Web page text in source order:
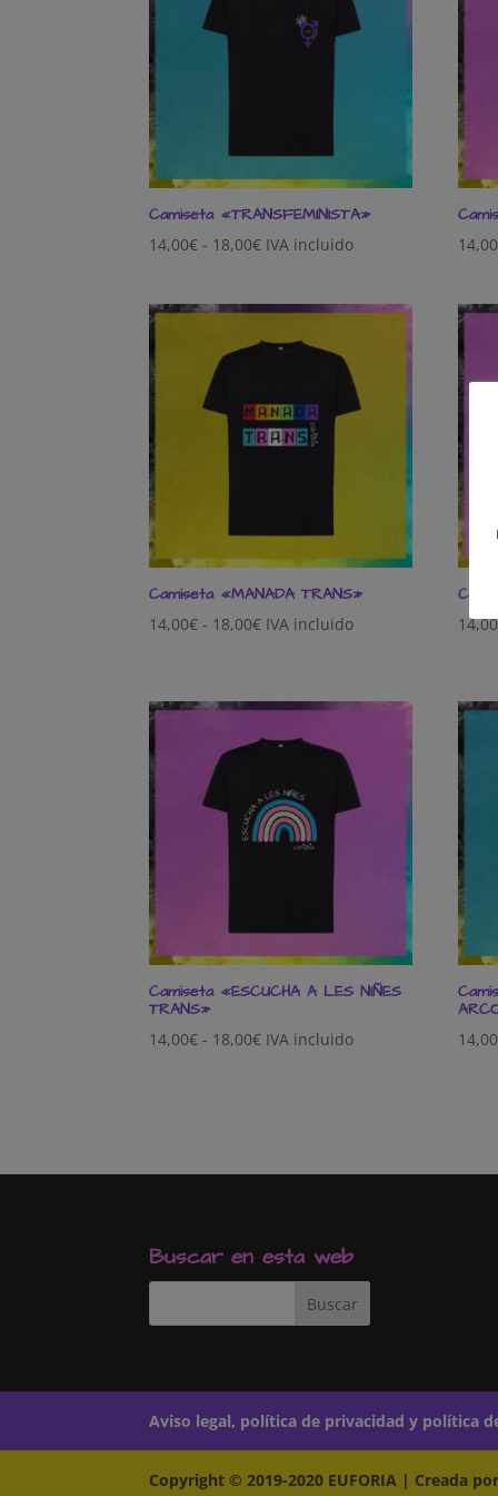
Camiseta «TRANSFEMINISTA»
14,00€ - 18,00€Rango
desde
14,00€
IVA incluido 14,00
Camiseta «MANADA TRANS»
14,00€ - 18,00€Rango
desde
hasta
IVA incluido 14,00
Camiseta «ESCUCHA A LES NIÑES
TRANS»
14,00€ - 18,00€Rango
IVA incluido 14,00
Buscar en esta web
Aviso legal, política de privacidad y política
Copyright © 2019-2020 EUFORIA | Creada